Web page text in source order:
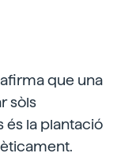
que una
sòls
és la plantació